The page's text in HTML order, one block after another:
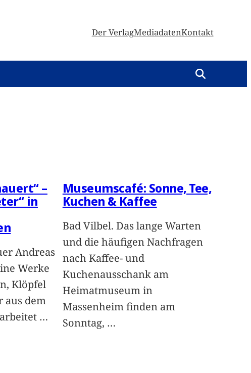
Der VerlagMediadatenKontakt
–
in
Andreas
Werke
Klöpfel
aus dem
…
Museumscafé: Sonne, Tee,
Kuchen & Kaffee
Bad Vilbel. Das lange Warten
und die häufigen Nachfragen
nach Kaffee- und
Kuchenausschank am
Heimatmuseum in
Massenheim finden am
Sonntag, …